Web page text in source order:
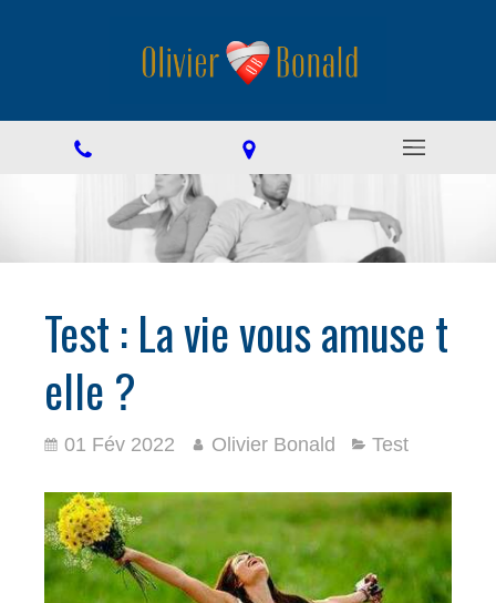
Test : La vie vous amuse t
elle ?
01 Fév 2022 Olivier Bonald Test